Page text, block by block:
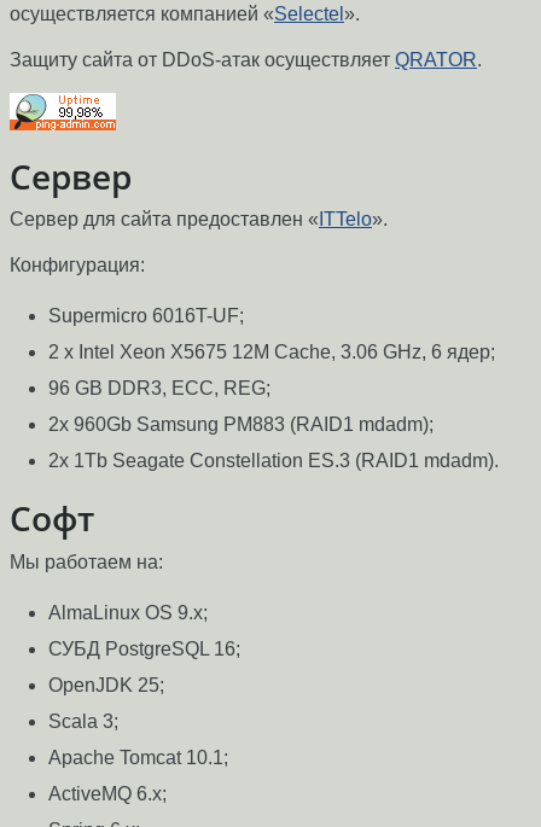
осуществляется компанией «Selectel ».
Защиту сайта от DDoS-атак осуществляет QRATOR.
Сервер
Сервер для сайта предоставлен « ITTelo».
Конфигурация:
Supermicro 6016T-UF;
2 x Intel Xeon X5675 12M Cache, 3.06 GHz, 6 ядер;
96 GB DDR3, ECC, REG;
2x 960Gb Samsung PM883 (RAID1 mdadm);
2x 1Tb Seagate Constellation ES.3 (RAID1 mdadm).
Софт
Мы работаем на:
AlmaLinux OS 9.x;
СУБД PostgreSQL 16;
OpenJDK 25;
Scala 3;
Apache Tomcat 10.1;
ActiveMQ 6.x;